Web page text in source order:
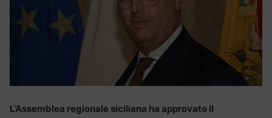
L’Assemblea regionale siciliana ha approvato il